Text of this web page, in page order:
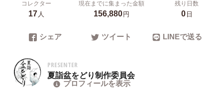
コレクター
17人
現在までに集まった金額
156,880円
残り日数
0日
シェア ツイート LINEで送る
PRESENTER
夏詣盆をどり制作委員会
プロフィールを表示